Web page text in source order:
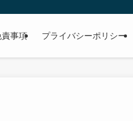
責事項 プライバシーポリシー